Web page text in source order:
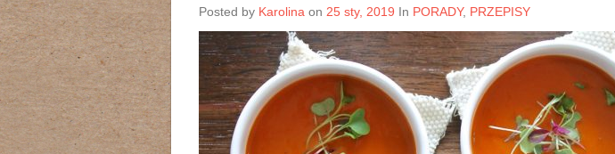
Posted by Karolina on 25 sty, 2019 In PORADY, PRZEPISY